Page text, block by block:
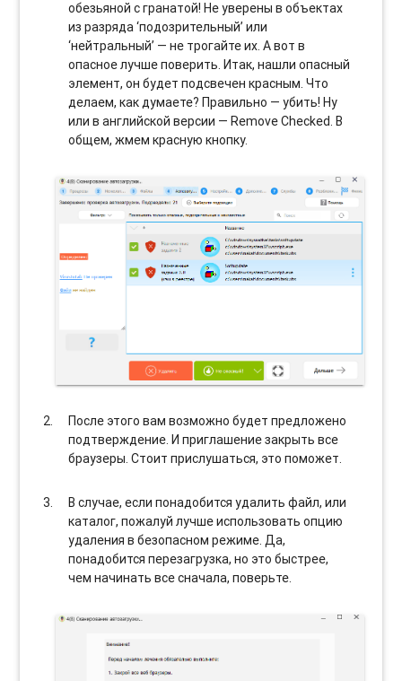
обезьяной с гранатой! Не уверены в объектах
из разряда ‘подозрительный’ или
‘нейтральный’ — не трогайте их. А вот в
опасное лучше поверить. Итак, нашли опасный
элемент, он будет подсвечен красным. Что
делаем, как думаете? Правильно — убить! Ну
или в английской версии — Remove Checked. В
общем, жмем красную кнопку.
После этого вам возможно будет предложено
подтверждение. И приглашение закрыть все
браузеры. Стоит прислушаться, это поможет.
В случае, если понадобится удалить файл, или
каталог, пожалуй лучше использовать опцию
удаления в безопасном режиме. Да,
понадобится перезагрузка, но это быстрее,
чем начинать все сначала, поверьте.